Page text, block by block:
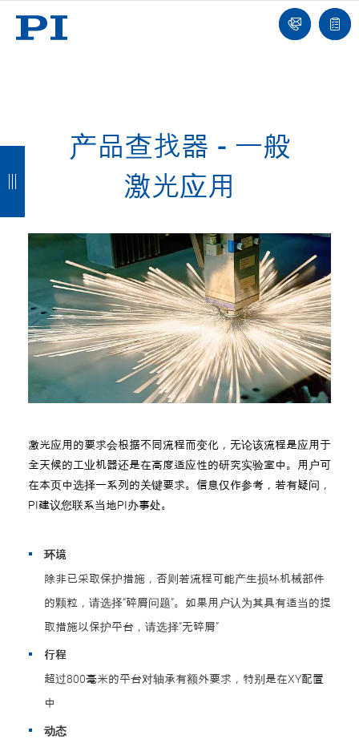
联
系
报
价
们
产品查找器 - 一般
激光应用
激光应用的要求会根据不同流程而变化，无论该流程是应用于
全天候的工业机器还是在高度适应性的研究实验室中。用户可
在本页中选择一系列的关键要求。信息仅作参考，若有疑问，
PI建议您联系当地PI办事处。
环境
除非已采取保护措施，否则若流程可能产生损坏机械部件
的颗粒，请选择“碎屑问题”。如果用户认为其具有适当的提
取措施以保护平台，请选择“无碎屑”
行程
超过800毫米的平台对轴承有额外要求，特别是在XY配置
中
动态